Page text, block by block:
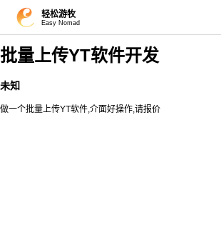
轻松游牧
Easy Nomad
批量上传YT软件开发
未知
做一个批量上传YT软件,介面好操作,请报价